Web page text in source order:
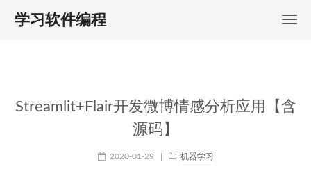
学习软件编程
Streamlit+Flair开发微博情感分析应用【含
源码】
2020-01-29 机器学习